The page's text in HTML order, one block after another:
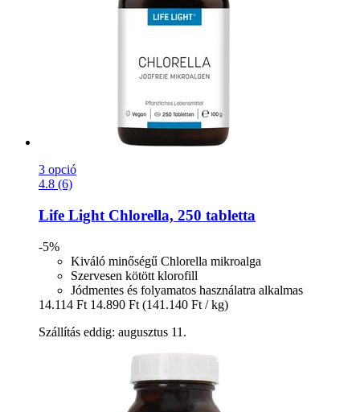
3 opció
4.8 (6)
Life Light Chlorella, 250 tabletta
-5%
Kiváló minőségű Chlorella mikroalga
Szervesen kötött klorofill
Jódmentes és folyamatos használatra alkalmas
14.114 Ft 14.890 Ft (141.140 Ft / kg)
Szállítás eddig: augusztus 11.